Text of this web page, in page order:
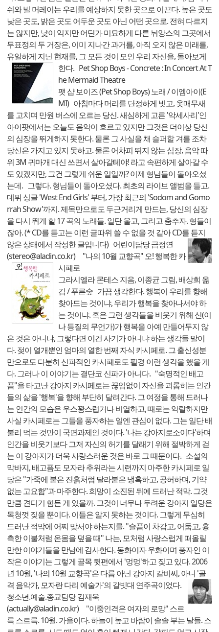
쉬와 빌 머레이는 우리를 예상하지 못한 곳으로 이끈다. 높은 곳도
낮은 곳도, 밝은 곳도 어두운 곳도 아닌 어떤 곳으로. 전혀 다르지
는 않지만, 낯이 익지만 어딘가 미묘하게 다른 뉘앙스의 그곳에서
무표정의 두 거장은, 이미 지나간 과거를, 아직 오지 않은 미래를,
유일하게 지닌 현재를, 그 모든 것이 모인 우리 자신을, 돌아보게
한다. Pet Shop Boys - Concrete : In Concert At T
he Mermaid Theatre
팻 샵 보이즈 (Pet Shop Boys) 노래 / 이엠아이(E
MI) 아침마다 머리를 단정하게 빗고, 옷매무새
를 고치며 만원 버스에 오르는 당신. 새심하게 고른 '악세사리'인
아이팟에서는 오늘도 음악이 흐르고 있지만 그것은 더이상 당신
의 심장을 뛰게하지 못한다. 물론 그 사실을 채 슬퍼할 겨를 조차
당신은 가지고 있지 못하고. 물론 어차피 뛰지 않는 심장, 음악 따
위 3M 귀마개 대신 쓰면서 살아갈테야! 라고 속편하게 살아갈 수
도 있겠지만, 그건 그렇게 쉬운 일일까? 이제 형님들이 돌아오셨
는데. 그렇다. 형님들이 돌아오셨다. 최초의 라이브 앨범을 들고.
데뷔 싱글 'West End Girls' 부터, 가장 최근의 'Sodom and Gomo
rrah Show'까지. 제목만으로도 두근거리게 만드는, 당신의 심장
을 다시 뛰게 할 17 곡의 노래들. 일단 울고, 그리고 춤추자. 형들이
잖아. (* CD를 듣고는 이런 글따위 쓸 수 없을 것 같아 CD를 듣지
않은 상태에서 작성한 글입니다) 어린이담당 금정연
(stereo@aladin.co.kr) "나의 10월 교향곡"오! 행복한 카
시페로
그라시엘라 몬테스 지음, 이종균 그림, 배상희 옮
김 / 푸른숲 가끔 생각한다. 행복이 우리를 향해
찾아드는 것이냐, 우리가 행복을 찾아나서야 하
는 것이냐. 혹은 그런 생각들을 비웃기 위해 신(이
나 등질의 무언가)가 행복을 아예 만들어두지 않
은 것은 아니냐, 그렇다면 이건 사기가 아니냐 하는 생각들 말이
다. 젖이 열개뿐인 엄마의 열한 번째 자식 카시페로. 그 출신성분
만으로도 다분히 신파적인 카시페로도 필경 이런 생각을 했을 게
다. 그러나 이 이야기는 결단코 신파가 아니다. "숙명적인 배고
픔"을 타고난 강아지 카시페로는 끊임없이 자신을 괴롭히는 인간
들의 삶을 '행복'을 향해 부단히 달려간다. 그 여정을 통해 드러나
는 인간의 모습은 우스꽝스럽거나 비열하고, 때로는 악랄하지만
사실 카시페로는 그들을 풍자하는 일엔 관심이 없다. 그는 일단 배
불리 먹는 것만이 국면과제인 것이다. '나는 강아지로소이다'하며
인간을 비웃기보다 그저 자신의 허기를 달래기 위해 절박하게 걷
는 이 강아지가 더욱 사랑스러운 것은 바로 그 때문이다. 소설의
막바지, 배고픔도 모자라 추위라는 시련까지 마주한 카시페로 일
당은 "가죽에 붙은 진흙처럼 달라붙은 냉혹하고, 공허하며, 기약
없는 고요함"과 마주한다. 희망이 소진된 뒤에 드러난 적막. 그것
만큼 견디기 힘든 게 있을까. 그것이 너무나 두려운 강아지 일당은
목청껏 짖을 뿐이다. 이들은 알지 못하는 것이다. 그렇게 무심히
드러난 적막에 어찌 맞서야 하는지를. "슬픔이 차갑고, 어둡고, 흉
측한 이불처럼 온몸을 덮을 때" 나는, 모처럼 사랑스럽게 떠올릴
만한 이야기들을 만남에 감사한다. 동화이자 우화이며 풍자인 이
작은 이야기는 그렇게 골목 뒷편에서 '멍멍'하고 짖고 있다. 2006
년 10월, '나의 10월 교향곡'은 다름 아닌 강아지 갈비씨, 아니 '골
격 음악가, 모자란 다리 예술가'의 갈빗대 연주곡이었다.
청소년.예술.종교담당 김재욱
(actually@aladin.co.kr) "이중인격은 여자의 로망" 스르
륵 스르륵. 10월. 가을이다. 하늘이 높고 바람이 솔솔 부는 날들. 스